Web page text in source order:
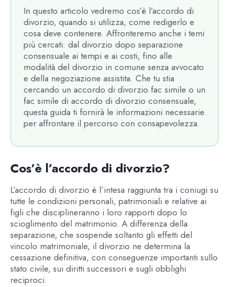
In questo articolo vedremo cos’è l’accordo di
divorzio, quando si utilizza, come redigerlo e
cosa deve contenere. Affronteremo anche i temi
più cercati: dal divorzio dopo separazione
consensuale ai tempi e ai costi, fino alle
modalità del divorzio in comune senza avvocato
e della negoziazione assistita. Che tu stia
cercando un accordo di divorzio fac simile o un
fac simile di accordo di divorzio consensuale,
questa guida ti fornirà le informazioni necessarie
per affrontare il percorso con consapevolezza.
Cos’è l’accordo di divorzio?
L’accordo di divorzio è l’intesa raggiunta tra i coniugi su
tutte le condizioni personali, patrimoniali e relative ai
figli che disciplineranno i loro rapporti dopo lo
scioglimento del matrimonio. A differenza della
separazione, che sospende soltanto gli effetti del
vincolo matrimoniale, il divorzio ne determina la
cessazione definitiva, con conseguenze importanti sullo
stato civile, sui diritti successori e sugli obblighi
reciproci.